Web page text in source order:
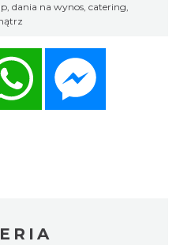
dania na wynos, catering,
WhatsApp